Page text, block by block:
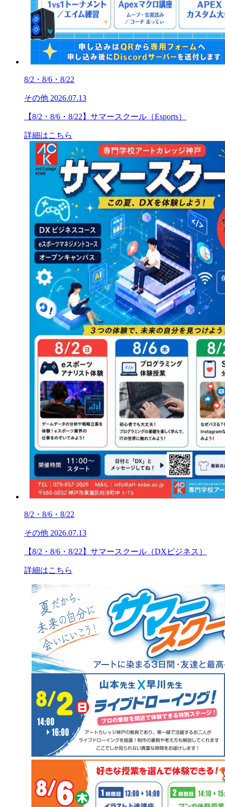
8/2・8/6・8/22
その他 2026.07.13
【8/2・8/6・8/22】サマースクール（Esports）
詳細はこちら
8/2・8/6・8/22
その他 2026.07.13
【8/2・8/6・8/22】サマースクール（DXビジネス）
詳細はこちら